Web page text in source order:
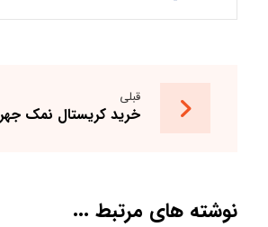
قبلی
خرید کریستال نمک
نوشته های مرتبط ...